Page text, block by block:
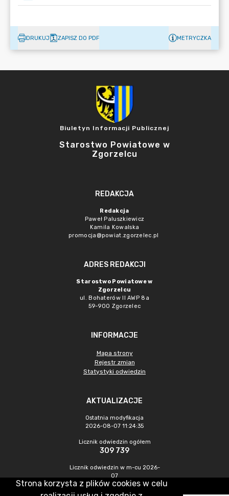
DRUKUJ ZAPISZ DO PDF METRYCZKA
Biuletyn Informacji Publicznej
Starostwo Powiatowe w
Zgorzelcu
REDAKCJA
Redakcja
Paweł Paluszkiewicz
Kamila Kowalska
promocja@powiat.zgorzelec.pl
ADRES REDAKCJI
Starostwo Powiatowe w
Zgorzelcu
ul. Bohaterów II AWP 8a
59-900 Zgorzelec
INFORMACJE
Mapa strony
Rejestr zmian
Statystyki odwiedzin
AKTUALIZACJE
Ostatnia modyfikacja
2026-08-07 11:24:35
Licznik odwiedzin ogółem
309 739
Licznik odwiedzin w m-cu 2026-
07
437
Strona korzysta z plików cookies w celu